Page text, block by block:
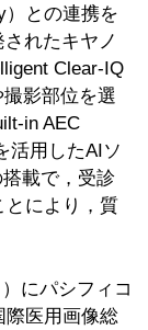
）との連携を
れたキヤノ
Clear-IQ
撮影部位を選
in AEC
活用したAIソ
搭載で，受診
とにより，質
にパシフィコ
際医用画像総